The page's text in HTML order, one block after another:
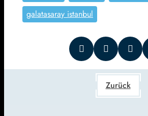
galatasaray istanbul
Zurück